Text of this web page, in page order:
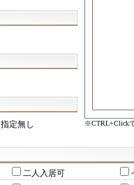
指定無し ※CTRL+Click
二人入居可